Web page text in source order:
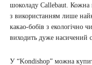
шоколаду Callebaut. Кожна
з використанням лише
какао-бобів з екологічно
виходить дуже насичений
У “Kondishop” можна